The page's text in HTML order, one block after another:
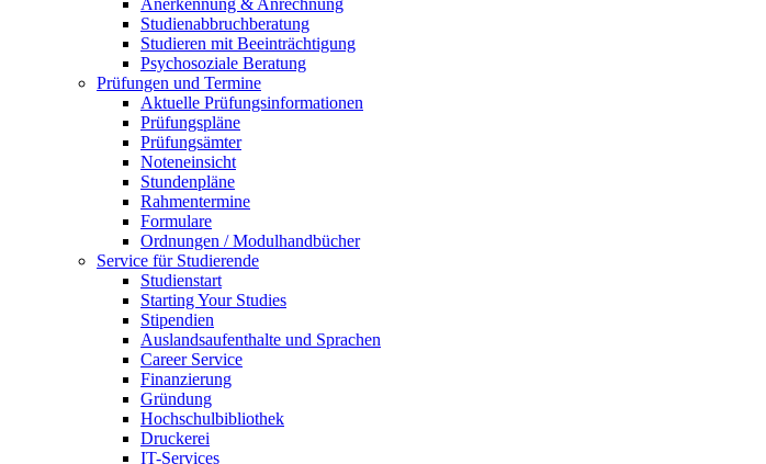
Anerkennung & Anrechnung
Studienabbruchberatung
Studieren mit Beeinträchtigung
Psychosoziale Beratung
Prüfungen und Termine
Aktuelle Prüfungsinformationen
Prüfungspläne
Prüfungsämter
Noteneinsicht
Stundenpläne
Rahmentermine
Formulare
Ordnungen / Modulhandbücher
Service für Studierende
Studienstart
Starting Your Studies
Stipendien
Auslandsaufenthalte und Sprachen
Career Service
Finanzierung
Gründung
Hochschulbibliothek
Druckerei
IT-Services